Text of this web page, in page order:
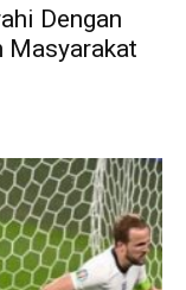
Dengan
Masyarakat